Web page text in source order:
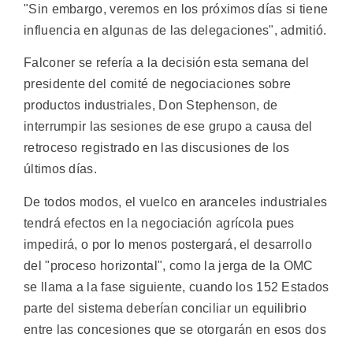
"Sin embargo, veremos en los próximos días si tiene
influencia en algunas de las delegaciones", admitió.
Falconer se refería a la decisión esta semana del
presidente del comité de negociaciones sobre
productos industriales, Don Stephenson, de
interrumpir las sesiones de ese grupo a causa del
retroceso registrado en las discusiones de los
últimos días.
De todos modos, el vuelco en aranceles industriales
tendrá efectos en la negociación agrícola pues
impedirá, o por lo menos postergará, el desarrollo
del "proceso horizontal", como la jerga de la OMC
se llama a la fase siguiente, cuando los 152 Estados
parte del sistema deberían conciliar un equilibrio
entre las concesiones que se otorgarán en esos dos